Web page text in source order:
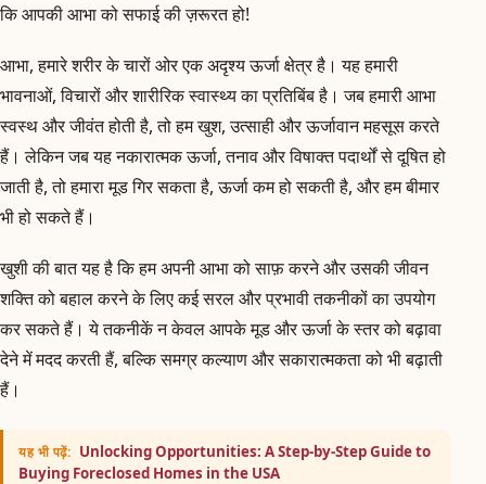
कि आपकी आभा को सफाई की ज़रूरत हो!
आभा, हमारे शरीर के चारों ओर एक अदृश्य ऊर्जा क्षेत्र है। यह हमारी
भावनाओं, विचारों और शारीरिक स्वास्थ्य का प्रतिबिंब है। जब हमारी आभा
स्वस्थ और जीवंत होती है, तो हम खुश, उत्साही और ऊर्जावान महसूस करते
हैं। लेकिन जब यह नकारात्मक ऊर्जा, तनाव और विषाक्त पदार्थों से दूषित हो
जाती है, तो हमारा मूड गिर सकता है, ऊर्जा कम हो सकती है, और हम बीमार
भी हो सकते हैं।
खुशी की बात यह है कि हम अपनी आभा को साफ़ करने और उसकी जीवन
शक्ति को बहाल करने के लिए कई सरल और प्रभावी तकनीकों का उपयोग
कर सकते हैं। ये तकनीकें न केवल आपके मूड और ऊर्जा के स्तर को बढ़ावा
देने में मदद करती हैं, बल्कि समग्र कल्याण और सकारात्मकता को भी बढ़ाती
हैं।
यह भी पढ़ें: Unlocking Opportunities: A Step-by-Step Guide to
Buying Foreclosed Homes in the USA